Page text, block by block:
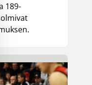
189-